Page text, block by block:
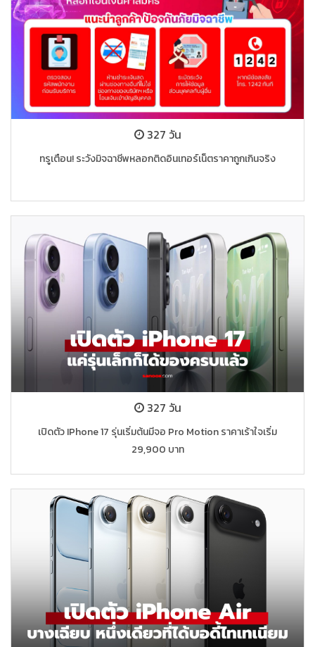
327 วัน
ทรูเตือน! ระวังมิจฉาชีพหลอกติดอินเทอร์เน็ตราคาถูกเกินจริง
327 วัน
เปิดตัว IPhone 17 รุ่นเริ่มต้นมีจอ Pro Motion ราคาเร้าใจเริ่ม
29,900 บาท